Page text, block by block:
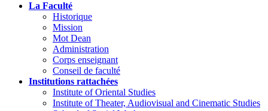
La Faculté
Historique
Mission
Mot Dean
Administration
Corps enseignant
Conseil de faculté
Institutions rattachées
Institute of Oriental Studies
Institute of Theater, Audiovisual and Cinematic Studies